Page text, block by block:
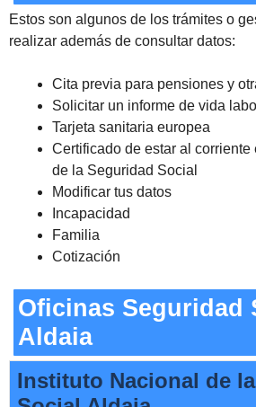
Estos son algunos de los trámites o
realizar además de consultar datos:
Cita previa para pensiones y
Solicitar un informe de vida
Tarjeta sanitaria europea
Certificado de estar al
de la Seguridad Social
Modificar tus datos
Incapacidad
Familia
Cotización
Oficinas Seguridad
Aldaia
Instituto Nacional de